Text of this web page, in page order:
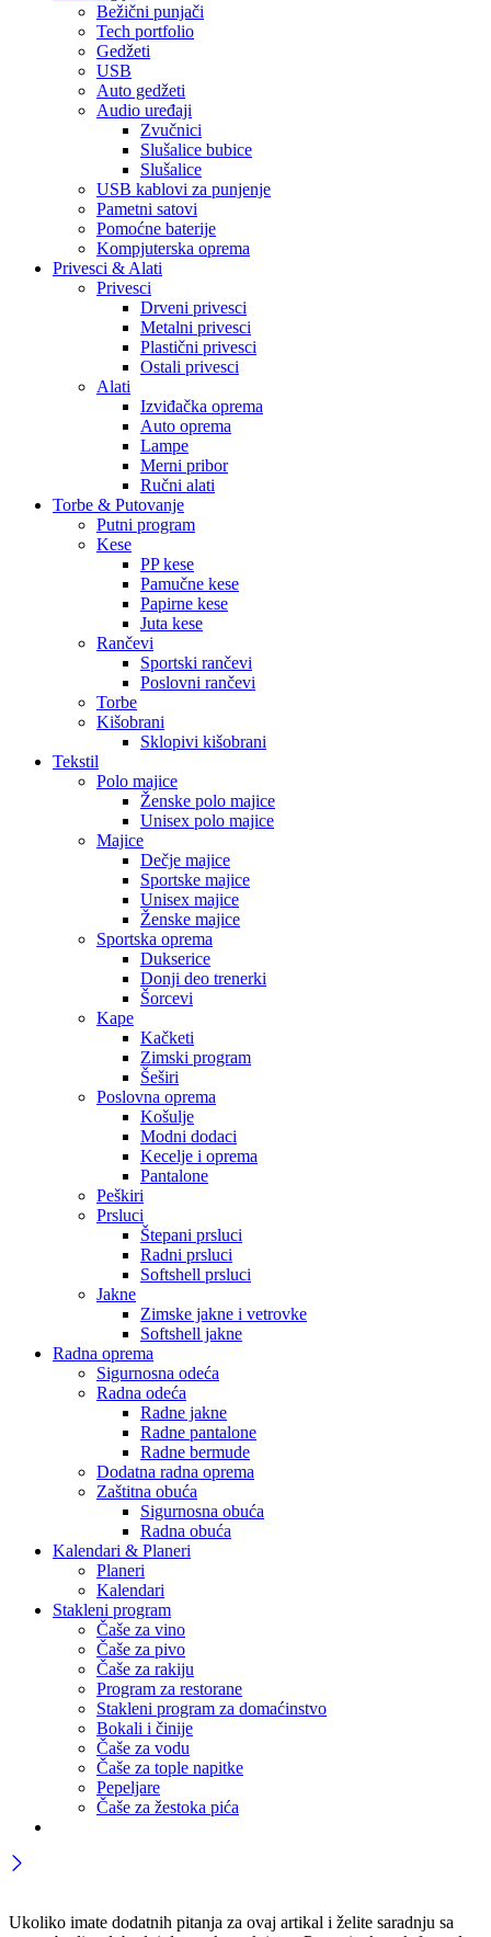
Bežični punjači
Tech portfolio
Gedžeti
USB
Auto gedžeti
Audio uređaji
Zvučnici
Slušalice bubice
Slušalice
USB kablovi za punjenje
Pametni satovi
Pomoćne baterije
Kompjuterska oprema
Privesci & Alati
Privesci
Drveni privesci
Metalni privesci
Plastični privesci
Ostali privesci
Alati
Izviđačka oprema
Auto oprema
Lampe
Merni pribor
Ručni alati
Torbe & Putovanje
Putni program
Kese
PP kese
Pamučne kese
Papirne kese
Juta kese
Rančevi
Sportski rančevi
Poslovni rančevi
Torbe
Kišobrani
Sklopivi kišobrani
Tekstil
Polo majice
Ženske polo majice
Unisex polo majice
Majice
Dečje majice
Sportske majice
Unisex majice
Ženske majice
Sportska oprema
Dukserice
Donji deo trenerki
Šorcevi
Kape
Kačketi
Zimski program
Šeširi
Poslovna oprema
Košulje
Modni dodaci
Kecelje i oprema
Pantalone
Peškiri
Prsluci
Štepani prsluci
Radni prsluci
Softshell prsluci
Jakne
Zimske jakne i vetrovke
Softshell jakne
Radna oprema
Sigurnosna odeća
Radna odeća
Radne jakne
Radne pantalone
Radne bermude
Dodatna radna oprema
Zaštitna obuća
Sigurnosna obuća
Radna obuća
Kalendari & Planeri
Planeri
Kalendari
Stakleni program
Čaše za vino
Čaše za pivo
Čaše za rakiju
Program za restorane
Stakleni program za domaćinstvo
Bokali i činije
Čaše za vodu
Čaše za tople napitke
Pepeljare
Čaše za žestoka pića
Ukoliko imate dodatnih pitanja za ovaj artikal i želite saradnju sa